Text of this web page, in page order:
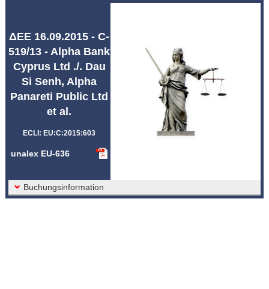
ΔΕΕ 16.09.2015 - C-
519/13 - Alpha Bank
Cyprus Ltd ./. Dau
Si Senh, Alpha
Panareti Public Ltd
et al.
ECLI: EU:C:2015:603
unalex EU-636
Buchungsinformation